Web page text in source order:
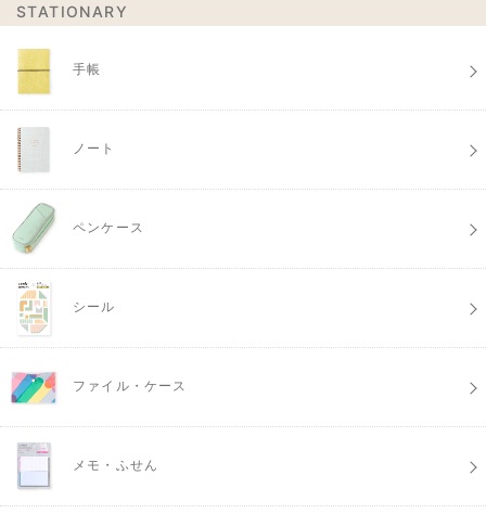
STATIONARY
手帳
ノート
ペンケース
シール
ファイル・ケース
メモ・ふせん